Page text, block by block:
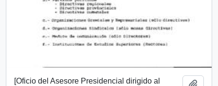
[Oficio del Asesore Presidencial dirigido al